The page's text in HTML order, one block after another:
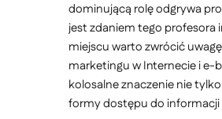
dominującą rolę odgrywa
jest zdaniem tego
miejscu warto zwrócić
marketingu w Internecie i e-
kolosalne znaczenie nie
formy dostępu do informacji